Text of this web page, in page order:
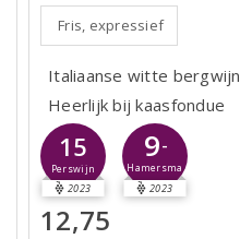
Fris, expressief
Italiaanse witte bergwijn
Heerlijk bij kaasfondue
15
Perswijn
2023
9-
Hamersma
2023
12,75